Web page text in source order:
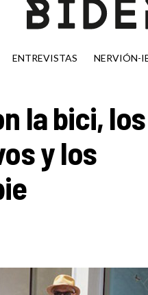
ENTREVISTAS NERVIÓN-
la bici, los
y los